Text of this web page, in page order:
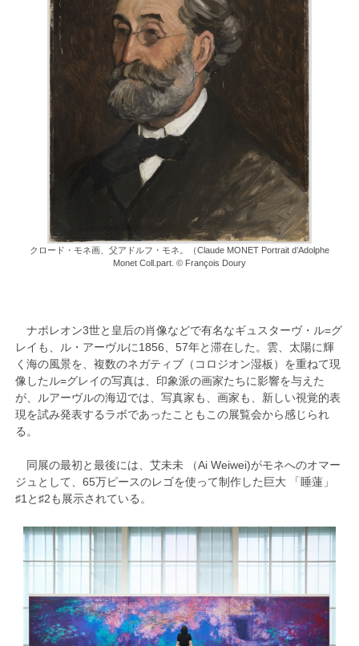
クロード・モネ画、父アドルフ・モネ。（Claude MONET Portrait d’Adolphe
Monet Coll.part. © François Doury
ナポレオン3世と皇后の肖像などで有名なギュスターヴ・ル=グ
レイも、ル・アーヴルに1856、57年と滞在した。雲、太陽に輝
く海の風景を、複数のネガティブ（コロジオン湿板）を重ねて現
像したル=グレイの写真は、印象派の画家たちに影響を与えた
が、ルアーヴルの海辺では、写真家も、画家も、新しい視覚的表
現を試み発表するラボであったこともこの展覧会から感じられ
る。
同展の最初と最後には、艾未未 （Ai Weiwei)がモネへのオマー
ジュとして、65万ピースのレゴを使って制作した巨大 「睡蓮」
♯1と♯2も展示されている。